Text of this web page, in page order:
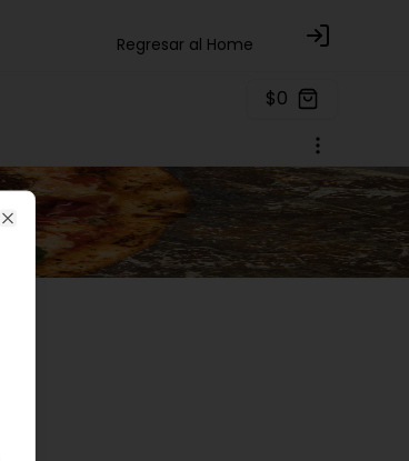
Regresar al Home Login
$0
Close